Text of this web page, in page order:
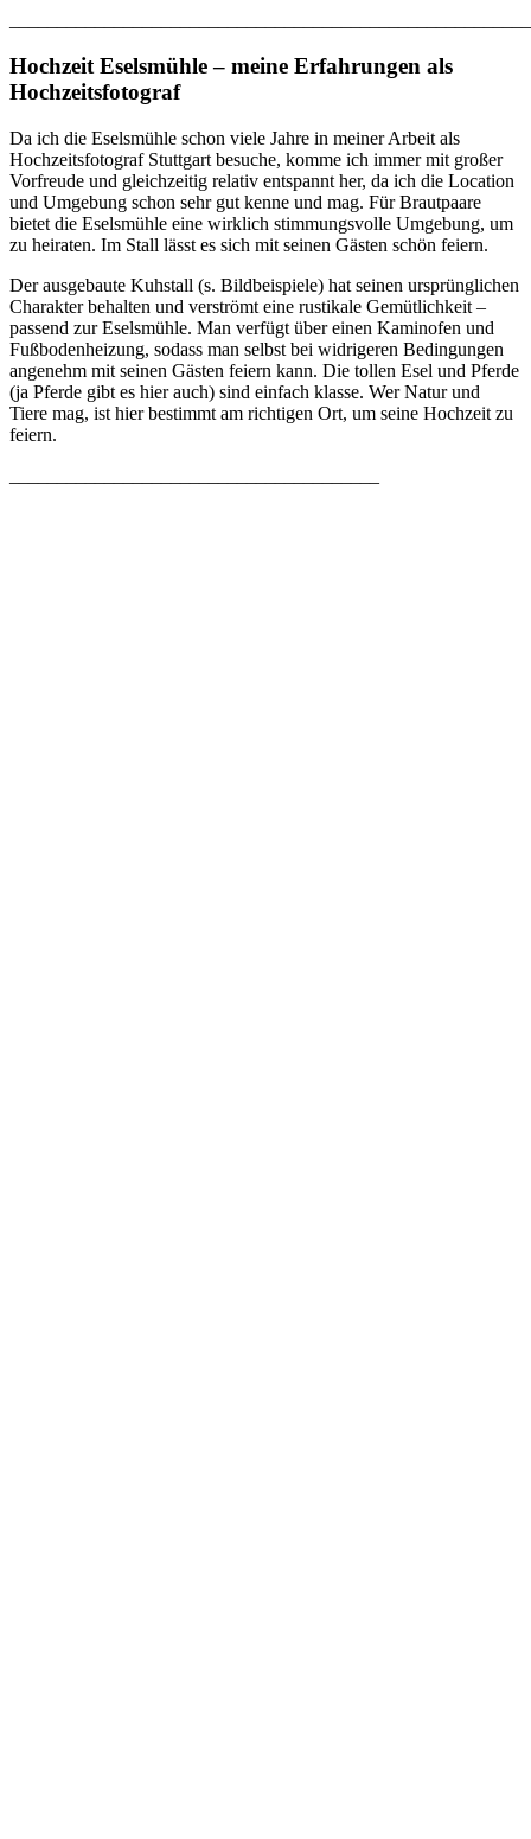
Hochzeit Eselsmühle – meine Erfahrungen als
Hochzeitsfotograf
Da ich die Eselsmühle schon viele Jahre in meiner Arbeit als
Hochzeitsfotograf Stuttgart besuche, komme ich immer mit großer
Vorfreude und gleichzeitig relativ entspannt her, da ich die Location
und Umgebung schon sehr gut kenne und mag. Für Brautpaare
bietet die Eselsmühle eine wirklich stimmungsvolle Umgebung, um
zu heiraten. Im Stall lässt es sich mit seinen Gästen schön feiern.
Der ausgebaute Kuhstall (s. Bildbeispiele) hat seinen ursprünglichen
Charakter behalten und verströmt eine rustikale Gemütlichkeit –
passend zur Eselsmühle. Man verfügt über einen Kaminofen und
Fußbodenheizung, sodass man selbst bei widrigeren Bedingungen
angenehm mit seinen Gästen feiern kann. Die tollen Esel und Pferde
(ja Pferde gibt es hier auch) sind einfach klasse. Wer Natur und
Tiere mag, ist hier bestimmt am richtigen Ort, um seine Hochzeit zu
feiern.